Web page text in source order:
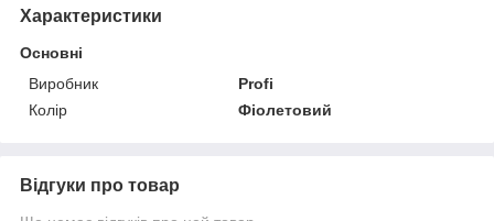
Характеристики
Основні
Виробник
Profi
Колір
Фіолетовий
Відгуки про товар